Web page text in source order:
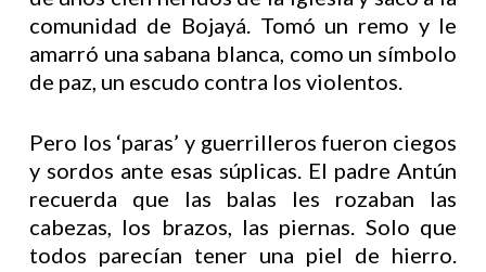
comunidad de Bojayá. Tomó un remo y le
amarró una sabana blanca, como un símbolo
de paz, un escudo contra los violentos.
Pero los ‘paras’ y guerrilleros fueron ciegos
y sordos ante esas súplicas. El padre Antún
recuerda que las balas les rozaban las
cabezas, los brazos, las piernas. Solo que
todos parecían tener una piel de hierro.